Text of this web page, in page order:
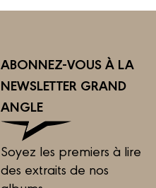
ABONNEZ-VOUS À LA
NEWSLETTER GRAND
ANGLE
Soyez les premiers à lire
des extraits de nos